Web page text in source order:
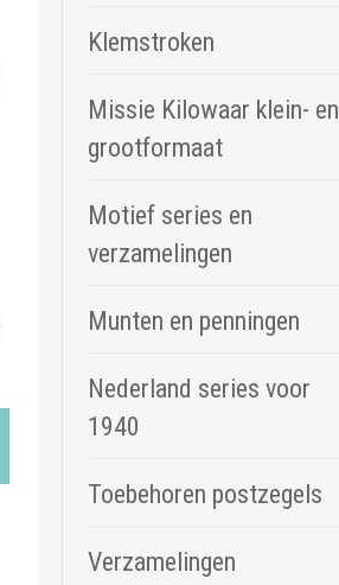
Klemstroken
Missie Kilowaar klein- en
grootformaat
Motief series en
verzamelingen
Munten en penningen
Nederland series voor
1940
Toebehoren postzegels
Verzamelingen